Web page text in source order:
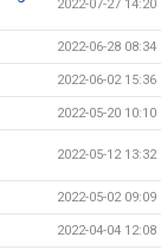
2022-07-27 14:20
2022-06-28 08:34
2022-06-02 15:36
2022-05-20 10:10
2022-05-12 13:32
2022-05-02 09:09
2022-04-04 12:08